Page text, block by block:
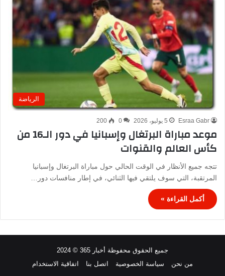
الرياضة
Esraa Gabr 5 يوليو، 2026 0
200
موعد مباراة البرتغال وإسبانيا في دور الـ16 من
كأس العالم والقنوات
تتجه جميع الأنظار في الوقت الحالي حول مباراة البرتغال وإسبانيا
المرتقبة، التي سوف يلتقي فيها الثنائي، في إطار منافسات دور…
أكمل القراءة »
جميع الحقوق محفوظة أخبار 365 © 2024
من نحن
سياسة الخصوصية اتصل بنا اتفاقية الاستخدام